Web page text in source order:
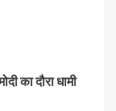
का दौरा धामी